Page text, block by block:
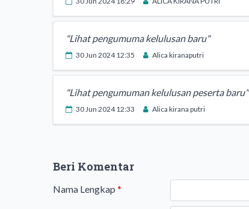
"Lihat pengumuma kelulusan baru"
30 Jun 2024 12:35 Alica kiranaputri
"Lihat pengumuman kelulusan peserta baru"
30 Jun 2024 12:33 Alica kirana putri
Beri Komentar
Nama Lengkap *